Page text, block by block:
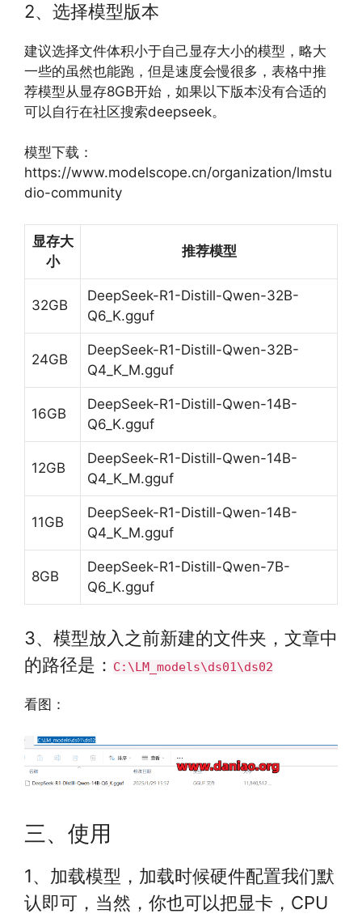
2、选择模型版本
建议选择文件体积小于自己显存大小的模型，略大
一些的虽然也能跑，但是速度会慢很多，表格中推
荐模型从显存8GB开始，如果以下版本没有合适的
可以自行在社区搜索deepseek。
模型下载：
https://www.modelscope.cn/organization/lmstu
dio-community
显存大
小
推荐模型
32GB
DeepSeek-R1-Distill-Qwen-32B-
Q6_K.gguf
24GB
DeepSeek-R1-Distill-Qwen-32B-
Q4_K_M.gguf
16GB
DeepSeek-R1-Distill-Qwen-14B-
Q6_K.gguf
12GB
DeepSeek-R1-Distill-Qwen-14B-
Q4_K_M.gguf
11GB
DeepSeek-R1-Distill-Qwen-14B-
Q4_K_M.gguf
8GB
DeepSeek-R1-Distill-Qwen-7B-
Q6_K.gguf
3、模型放入之前新建的文件夹，文章中
的路径是： C : \LM_models\ds01\ds02
看图：
三、使用
1、加载模型，加载时候硬件配置我们默
认即可，当然，你也可以把显卡，CPU